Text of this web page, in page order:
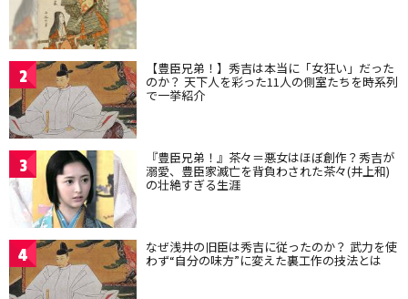
2 【豊臣兄弟！】秀吉は本当に「女狂い」だった
のか？ 天下人を彩った11人の側室たちを時系列
で一挙紹介
3 『豊臣兄弟！』茶々＝悪女はほぼ創作？秀吉が
溺愛、豊臣家滅亡を背負わされた茶々(井上和)
の壮絶すぎる生涯
4 なぜ浅井の旧臣は秀吉に従ったのか？ 武力を使
わず“自分の味方”に変えた裏工作の技法とは